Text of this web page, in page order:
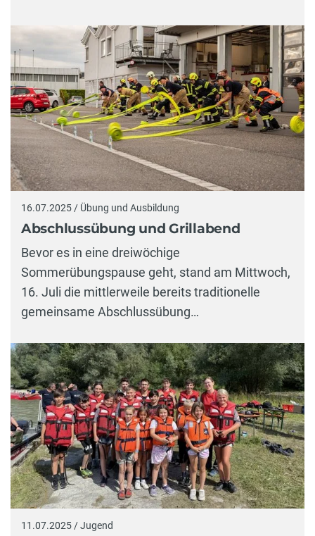
16.07.2025 / Übung und Ausbildung
Abschlussübung und Grillabend
Bevor es in eine dreiwöchige
Sommerübungspause geht, stand am Mittwoch,
16. Juli die mittlerweile bereits traditionelle
gemeinsame Abschlussübung…
11.07.2025 / Jugend